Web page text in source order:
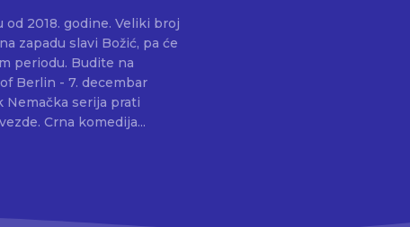
2018. godine. Veliki broj
zapadu slavi Božić, pa će
periodu. Budite na
Berlin - 7. decembar
Crna komedija...